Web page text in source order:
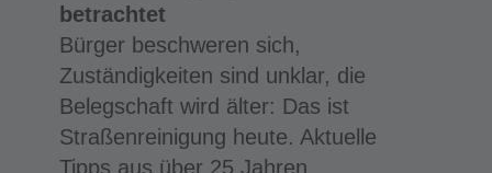
betrachtet
Bürger beschweren sich,
Zuständigkeiten sind unklar, die
Belegschaft wird älter: Das ist
Straßenreinigung heute. Aktuelle
Tipps aus über 25 Jahren